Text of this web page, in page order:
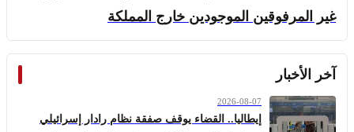
غير المرفوقين الموجودين خارج المملكة
آخر الأخبار
2026-08-07
إيطاليا.. القضاء يوقف صفقة نظام رادار إسرائيلي